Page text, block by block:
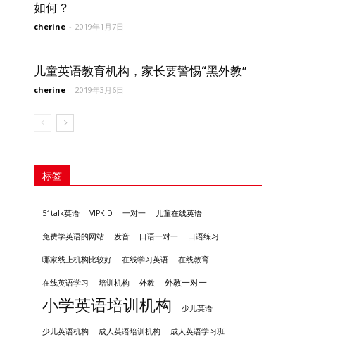
如何？
cherine - 2019年1月7日
儿童英语教育机构，家长要警惕“黑外教”
cherine - 2019年3月6日
标签
51talk英语 VIPKID 一对一 儿童在线英语
免费学英语的网站 发音 口语一对一 口语练习
哪家线上机构比较好 在线学习英语 在线教育
在线英语学习 培训机构 外教 外教一对一
小学英语培训机构 少儿英语
少儿英语机构 成人英语培训机构 成人英语学习班